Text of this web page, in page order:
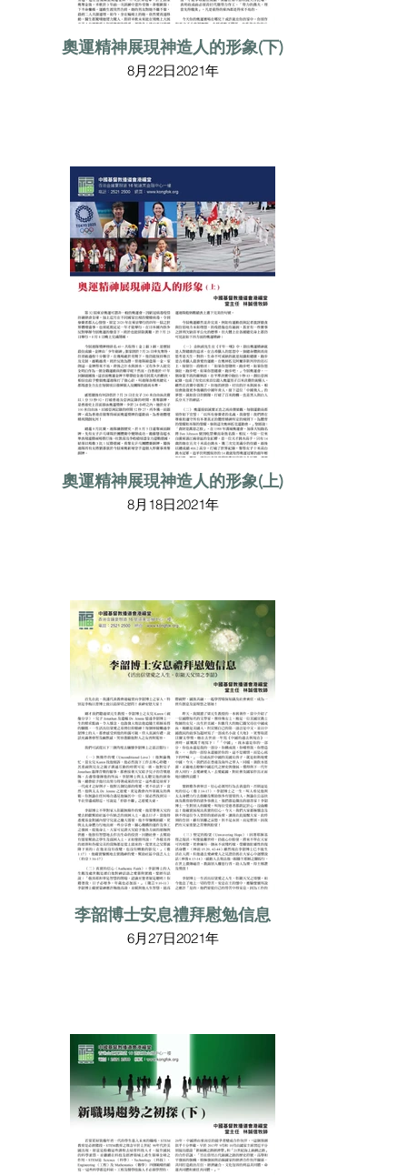
奧運精神展現神造人的形象(下)
8月22日2021年
奧運精神展現神造人的形象(上)
8月18日2021年
李韶博士安息禮拜慰勉信息
6月27日2021年